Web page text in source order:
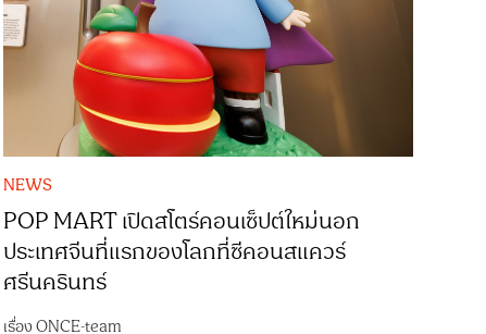
NEWS
POP MART เปิดสโตร์คอนเซ็ปต์ใหม่นอก
ประเทศจีนที่แรกของโลกที่ซีคอนสแควร์
ศรีนครินทร์
เรื่องONCE-team